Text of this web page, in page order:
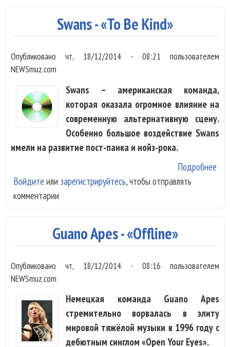
Swans - «To Be Kind»
Опубликованочт, 18/12/2014 - 08:21 пользователем
NEWSmuz.com
Swans – американская команда,
которая оказала огромное влияние на
современную альтернативную сцену.
Особенно большое воздействие Swans
имели на развитие пост-панка и нойз-рока.
Подробнее
Войдите или зарегистрируйтесь, чтобы отправлять
комментарии
Guano Apes - «Offline»
Опубликованочт, 18/12/2014 - 08:16 пользователем
NEWSmuz.com
Немецкая команда Guano Apes
стремительно ворвалась в элиту
мировой тяжёлой музыки в 1996 году с
дебютным синглом «Open Your Eyes».